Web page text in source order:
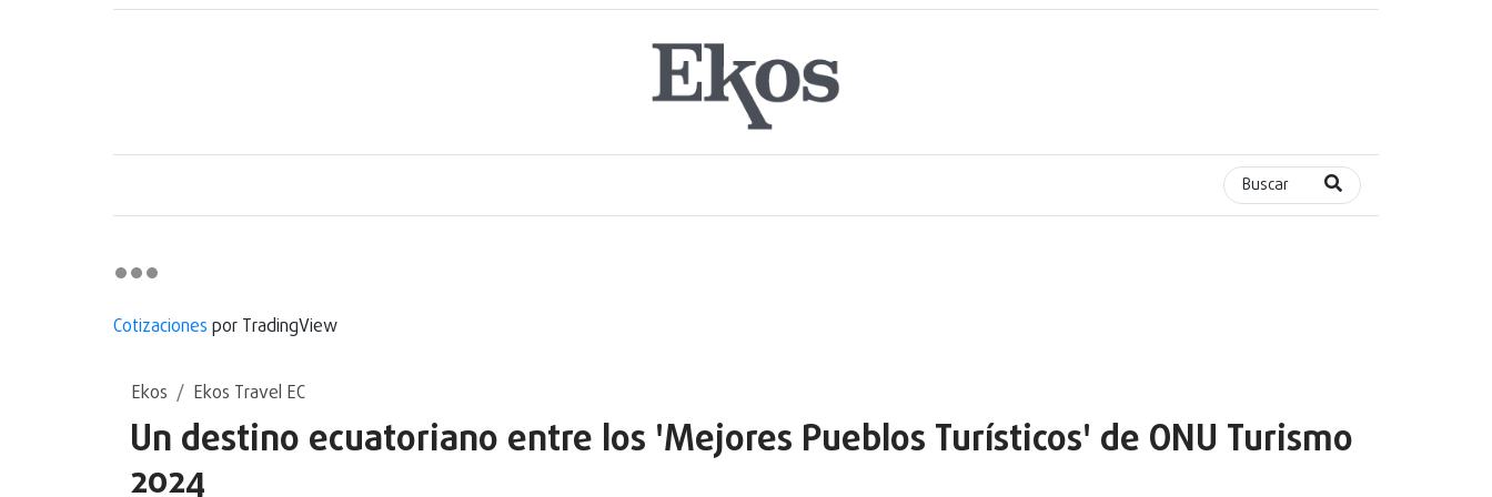
Buscar
Cotizaciones por TradingView
Ekos Ekos Travel EC
Un destino ecuatoriano entre los 'Mejores Pueblos Turísticos' de ONU Turismo
2024